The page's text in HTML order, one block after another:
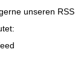
unseren RSS